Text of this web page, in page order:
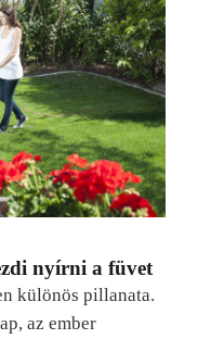
nyírni a füvet
különös pillanata.
az ember